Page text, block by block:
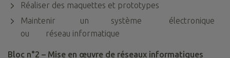
Réaliser des maquettes et prototypes
Maintenir un système électronique
ou
réseau informatique
Bloc n°2 – Mise en œuvre de réseaux informatiques